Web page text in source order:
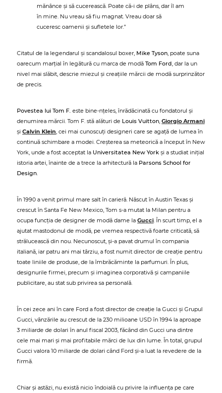
mănânce și să cucerească. Poate că-i de plâns, dar îl am
în mine. Nu vreau să fiu magnat. Vreau doar să
cuceresc oamenii și sufletele lor.”
Citatul de la legendarul și scandalosul boxer, Mike Tyson, poate suna
oarecum marțial în legătură cu marca de modă Tom Ford, dar la un
nivel mai slăbit, descrie miezul și creațiile mărcii de modă surprinzător
de precis.
Povestea lui Tom F. este bine-nțeles, înrădăcinată cu fondatorul și
denumirea mărcii. Tom F. stă alături de Louis Vuitton, Giorgio Armani
și Calvin Klein, cei mai cunoscuți designeri care se agață de lumea în
continuă schimbare a modei. Creșterea sa meteorică a început în New
York, unde a fost acceptat la Universitatea New York și a studiat inițial
istoria artei, înainte de a trece la arhitectură la Parsons School for
Design.
În 1990 a venit primul mare salt în carieră. Născut în Austin Texas și
crescut în Santa Fe New Mexico, Tom s-a mutat la Milan pentru a
ocupa funcția de designer de modă dame la Gucci. În scurt timp, el a
ajutat mastodonul de modă, pe vremea respectivă foarte criticată, să
strălucească din nou. Necunoscut, și-a pavat drumul în compania
italiană, iar patru ani mai târziu, a fost numit director de creație pentru
toate liniile de produse, de la îmbrăcăminte la parfumuri. În plus,
designurile firmei, precum și imaginea corporativă și campaniile
publicitare, au stat sub privirea sa personală.
În cei zece ani în care Ford a fost director de creație la Gucci și Grupul
Gucci, vânzările au crescut de la 230 milioane USD în 1994 la aproape
3 miliarde de dolari în anul fiscal 2003, făcând din Gucci una dintre
cele mai mari și mai profitabile mărci de lux din lume. În total, grupul
Gucci valora 10 miliarde de dolari când Ford și-a luat la revedere de la
firmă.
Chiar și astăzi, nu există nicio îndoială cu privire la influența pe care